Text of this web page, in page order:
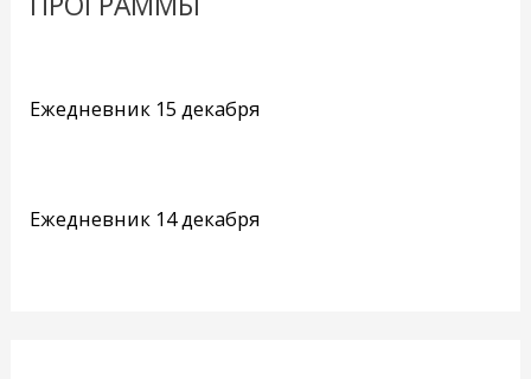
Ежедневник 15 декабря
Ежедневник 14 декабря